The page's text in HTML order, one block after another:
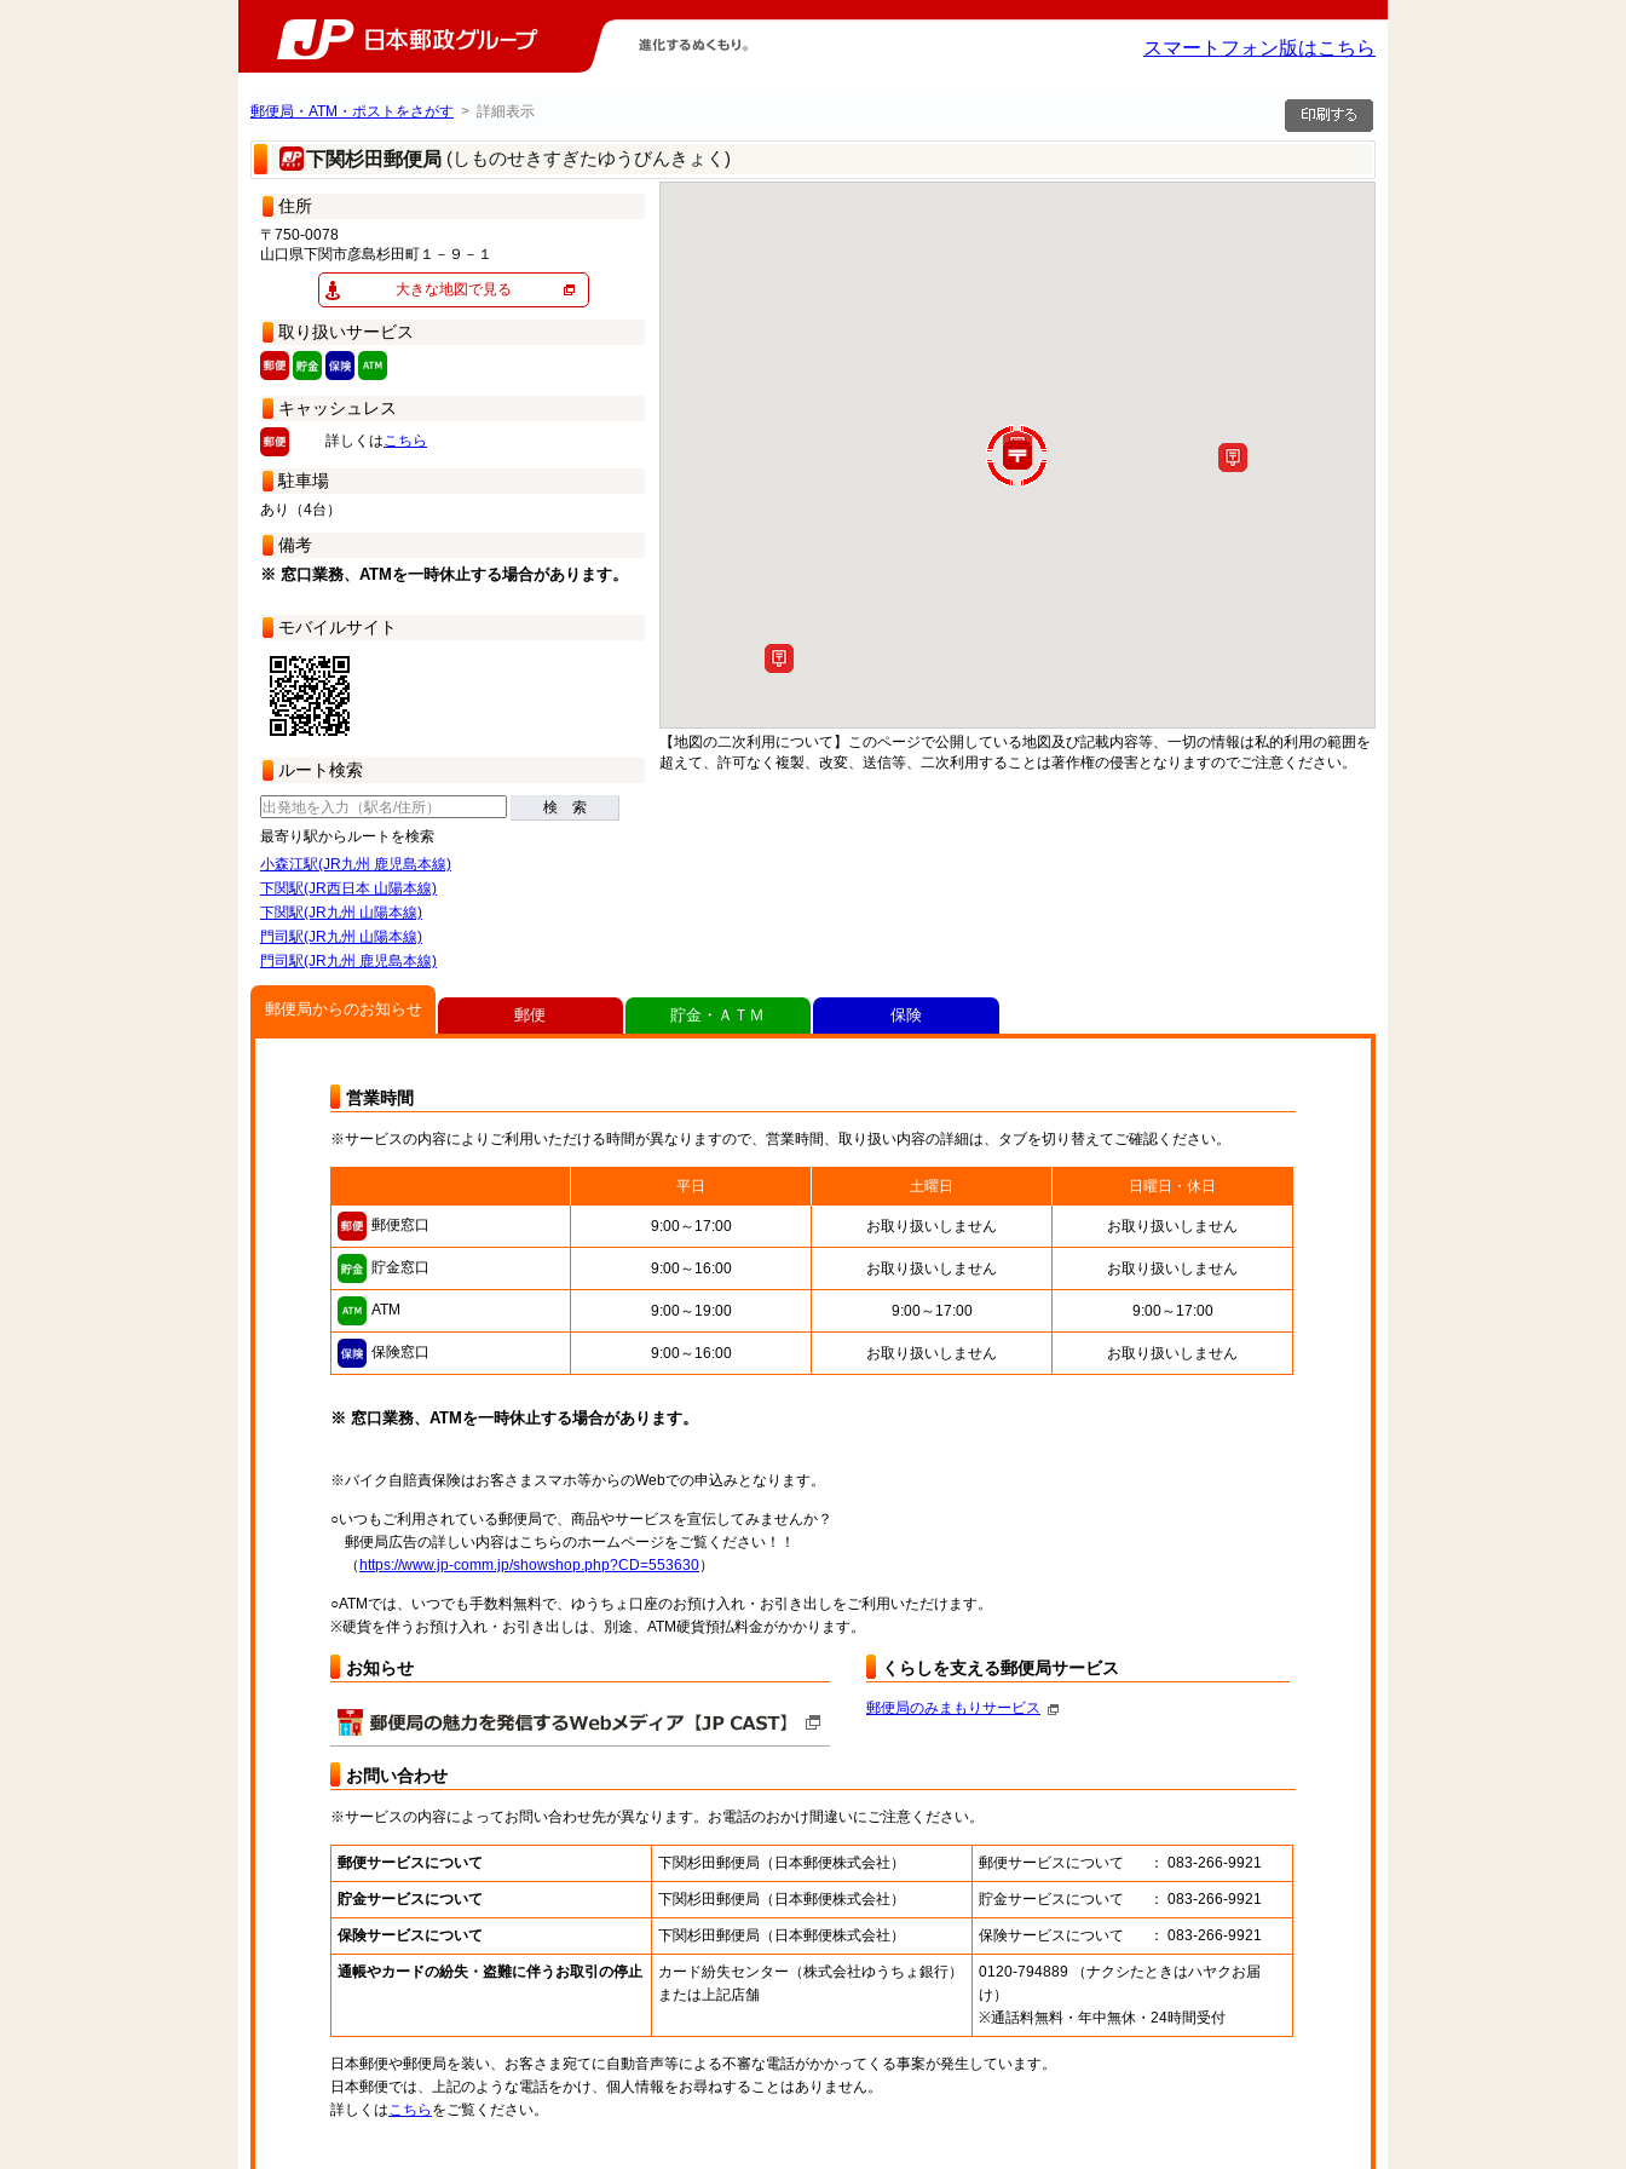
スマートフォン版はこちら
郵便局・ATM・ポストをさがす > 詳細表示
下関杉田郵便局 (しものせきすぎたゆうびんきょく)
住所
〒750-0078
山口県下関市彦島杉田町１－９－１
大きな地図で見る
取り扱いサービス
キャッシュレス
詳しくはこちら
駐車場
あり（4台）
備考
※ 窓口業務、ATMを一時休止する場合があります。
モバイルサイト
ルート検索
検 索
最寄り駅からルートを検索
小森江駅(JR九州 鹿児島本線)
下関駅(JR西日本 山陽本線)
下関駅(JR九州 山陽本線)
門司駅(JR九州 山陽本線)
門司駅(JR九州 鹿児島本線)
【地図の二次利用について】このページで公開している地図及び記載内容等、一切の情報は私的利用の範囲を
超えて、許可なく複製、改変、送信等、二次利用することは著作権の侵害となりますのでご注意ください。
郵便局からのお知らせ
営業時間
※サービスの内容によりご利用いただける時間が異なりますので、営業時間、取り扱い内容の詳細は、タブを切り替えてご確認ください。
平日 土曜日 日曜日・休日
郵便窓口 9:00～17:00 お取り扱いしません お取り扱いしません
貯金窓口 9:00～16:00 お取り扱いしません お取り扱いしません
ATM 9:00～19:00 9:00～17:00 9:00～17:00
保険窓口 9:00～16:00 お取り扱いしません お取り扱いしません
※ 窓口業務、ATMを一時休止する場合があります。
※バイク自賠責保険はお客さまスマホ等からのWebでの申込みとなります。
○いつもご利用されている郵便局で、商品やサービスを宣伝してみませんか？
郵便局広告の詳しい内容はこちらのホームページをご覧ください！！
（ https://www.jp-comm.jp/showshop.php?CD=553630）
○ATMでは、いつでも手数料無料で、ゆうちょ口座のお預け入れ・お引き出しをご利用いただけます。
※硬貨を伴うお預け入れ・お引き出しは、別途、ATM硬貨預払料金がかかります。
お知らせ くらしを支える郵便局サービス
郵便局のみまもりサービス
お問い合わせ
※サービスの内容によってお問い合わせ先が異なります。お電話のおかけ間違いにご注意ください。
郵便サービスについて 下関杉田郵便局 （日本郵便株式会社） 郵便サービスについて ： 083-266-9921
貯金サービスについて 下関杉田郵便局 （日本郵便株式会社） 貯金サービスについて ： 083-266-9921
保険サービスについて 下関杉田郵便局 （日本郵便株式会社） 保険サービスについて ： 083-266-9921
通帳やカードの紛失・盗難に伴うお取引の停止 カード紛失センター （株式会社ゆうちょ銀行）
または上記店舗
0120-794889 （ナクシたときはハヤクお届
け）
※通話料無料・年中無休・24時間受付
日本郵便や郵便局を装い、お客さま宛てに自動音声等による不審な電話がかかってくる事案が発生しています。
日本郵便では、上記のような電話をかけ、個人情報をお尋ねすることはありません。
詳しくはこちら をご覧ください。
郵便 貯金・ＡＴＭ 保険